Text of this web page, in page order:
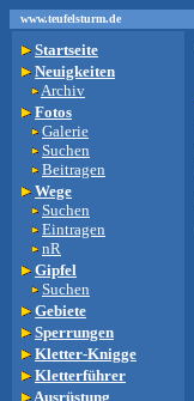
www.teufelsturm.de
Startseite
Neuigkeiten
Archiv
Fotos
Galerie
Suchen
Beitragen
Wege
Suchen
Eintragen
nR
Gipfel
Suchen
Gebiete
Sperrungen
Kletter-Knigge
Kletterführer
Ausrüstung